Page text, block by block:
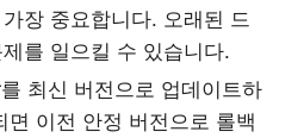
장 중요합니다. 오래된 드
를 일으킬 수 있습니다.
최신 버전으로 업데이트하
면 이전 안정 버전으로 롤백